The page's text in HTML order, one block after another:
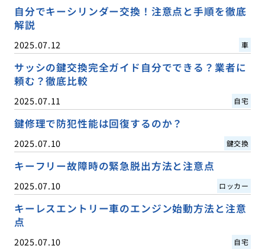
自分でキーシリンダー交換！注意点と手順を徹底
解説
2025.07.12 車
サッシの鍵交換完全ガイド自分でできる？業者に
頼む？徹底比較
2025.07.11 自宅
鍵修理で防犯性能は回復するのか？
2025.07.10 鍵交換
キーフリー故障時の緊急脱出方法と注意点
2025.07.10 ロッカー
キーレスエントリー車のエンジン始動方法と注意
点
2025.07.10 自宅